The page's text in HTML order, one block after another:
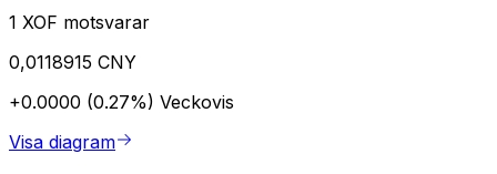
1 XOF motsvarar
0,0118915 CNY
+0.0000 (0.27%) Veckovis
Visa diagram